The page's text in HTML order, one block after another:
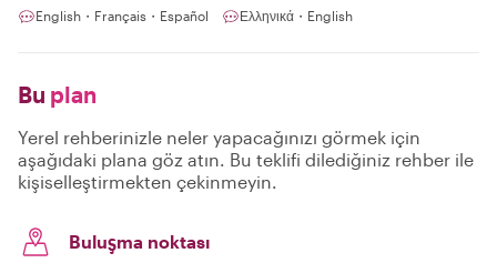
English・Français・Español Ελληνικά・English
Bu plan
Yerel rehberinizle neler yapacağınızı görmek için
aşağıdaki plana göz atın. Bu teklifi dilediğiniz rehber ile
kişiselleştirmekten çekinmeyin.
Buluşma noktası